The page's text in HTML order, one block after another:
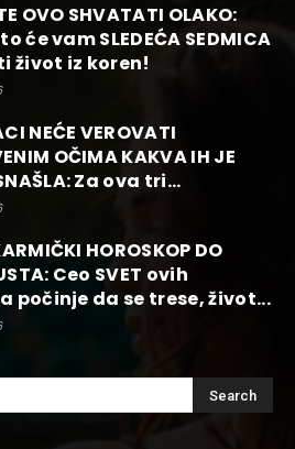
OVO SHVATATI OLAKO:
će vam SLEDEĆA SEDMICA
život iz koren!
NEĆE VEROVATI
OČIMA KAKVA IH JE
Za ova tri...
HOROSKOP DO
Ceo SVET ovih
počinje da se trese, život...